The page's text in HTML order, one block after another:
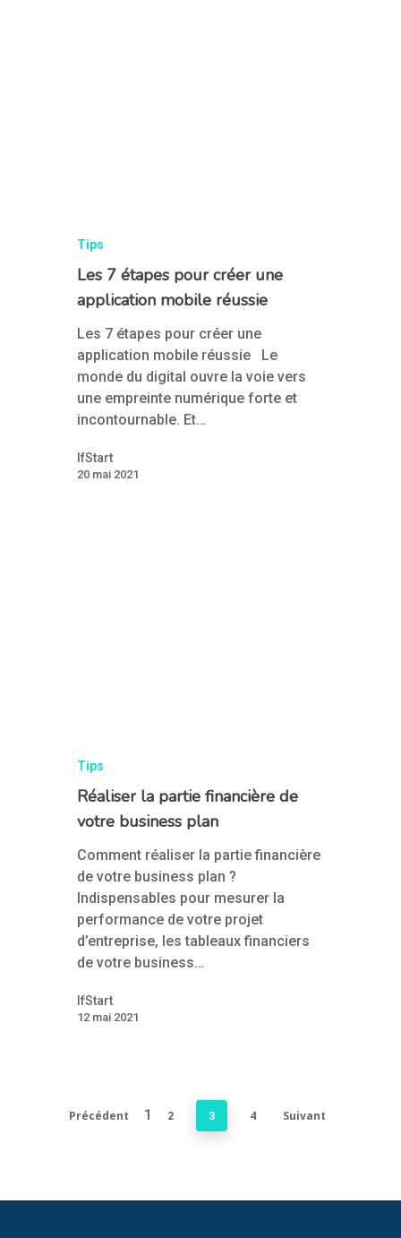
Tips
Les 7 étapes pour créer une
application mobile réussie
Les 7 étapes pour créer une
application mobile réussie Le
monde du digital ouvre la voie vers
une empreinte numérique forte et
incontournable. Et…
IfStart
20 mai 2021
Tips
Réaliser la partie financière de
votre business plan
Comment réaliser la partie financière
de votre business plan ?
Indispensables pour mesurer la
performance de votre projet
d’entreprise, les tableaux financiers
de votre business…
IfStart
12 mai 2021
Précédent 1 2 3 4 Suivant